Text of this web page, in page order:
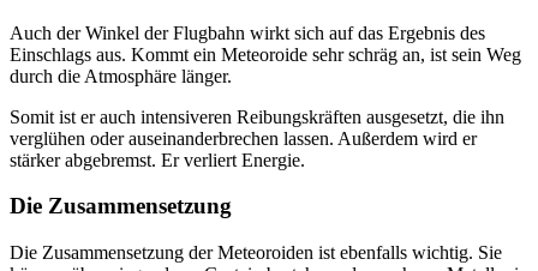
Auch der Winkel der Flugbahn wirkt sich auf das Ergebnis des
Einschlags aus. Kommt ein Meteoroide sehr schräg an, ist sein Weg
durch die Atmosphäre länger.
Somit ist er auch intensiveren Reibungskräften ausgesetzt, die ihn
verglühen oder auseinanderbrechen lassen. Außerdem wird er
stärker abgebremst. Er verliert Energie.
Die Zusammensetzung
Die Zusammensetzung der Meteoroiden ist ebenfalls wichtig. Sie